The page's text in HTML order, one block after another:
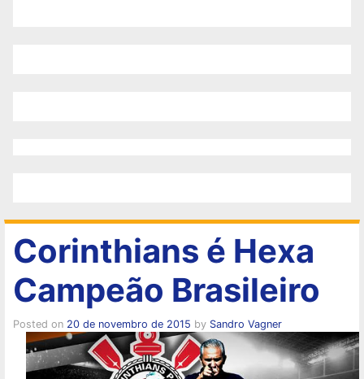
Corinthians é Hexa
Campeão Brasileiro
Posted on 20 de novembro de 2015 by Sandro Vagner